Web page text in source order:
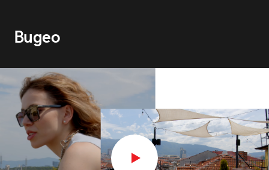
Видео